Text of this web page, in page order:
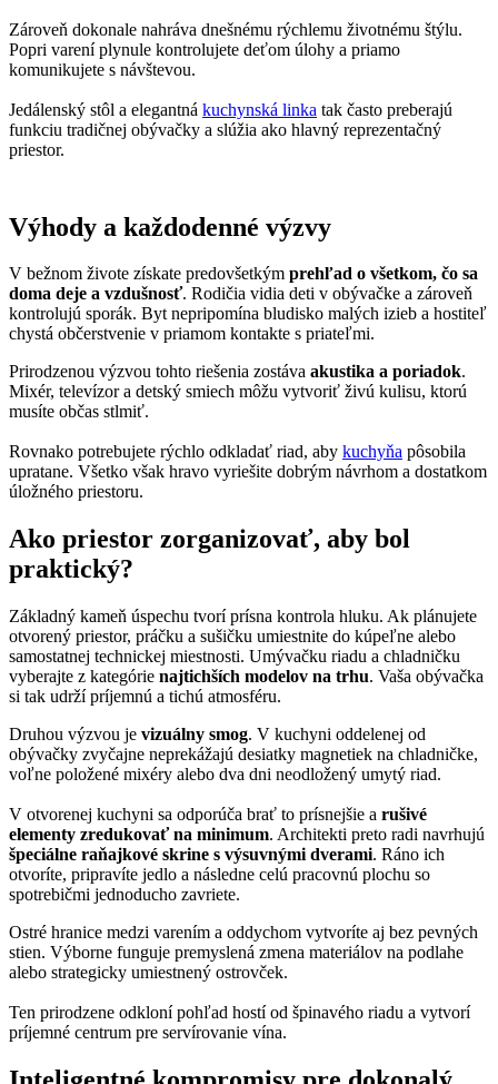
Zároveň dokonale nahráva dnešnému rýchlemu životnému štýlu.
Popri varení plynule kontrolujete deťom úlohy a priamo
komunikujete s návštevou.
Jedálenský stôl a elegantná kuchynská linka tak často preberajú
funkciu tradičnej obývačky a slúžia ako hlavný reprezentačný
priestor.
Výhody a každodenné výzvy
V bežnom živote získate predovšetkým prehľad o všetkom, čo sa
doma deje a vzdušnosť. Rodičia vidia deti v obývačke a zároveň
kontrolujú sporák. Byt nepripomína bludisko malých izieb a hostiteľ
chystá občerstvenie v priamom kontakte s priateľmi.
Prirodzenou výzvou tohto riešenia zostáva akustika a poriadok.
Mixér, televízor a detský smiech môžu vytvoriť živú kulisu, ktorú
musíte občas stlmiť.
Rovnako potrebujete rýchlo odkladať riad, aby kuchyňa pôsobila
upratane. Všetko však hravo vyriešite dobrým návrhom a dostatkom
úložného priestoru.
Ako priestor zorganizovať, aby bol
praktický?
Základný kameň úspechu tvorí prísna kontrola hluku. Ak plánujete
otvorený priestor, práčku a sušičku umiestnite do kúpeľne alebo
samostatnej technickej miestnosti. Umývačku riadu a chladničku
vyberajte z kategórie najtichších modelov na trhu. Vaša obývačka
si tak udrží príjemnú a tichú atmosféru.
Druhou výzvou je vizuálny smog. V kuchyni oddelenej od
obývačky zvyčajne neprekážajú desiatky magnetiek na chladničke,
voľne položené mixéry alebo dva dni neodložený umytý riad.
V otvorenej kuchyni sa odporúča brať to prísnejšie a rušivé
elementy zredukovať na minimum. Architekti preto radi navrhujú
špeciálne raňajkové skrine s výsuvnými dverami. Ráno ich
otvoríte, pripravíte jedlo a následne celú pracovnú plochu so
spotrebičmi jednoducho zavriete.
Ostré hranice medzi varením a oddychom vytvoríte aj bez pevných
stien. Výborne funguje premyslená zmena materiálov na podlahe
alebo strategicky umiestnený ostrovček.
Ten prirodzene odkloní pohľad hostí od špinavého riadu a vytvorí
príjemné centrum pre servírovanie vína.